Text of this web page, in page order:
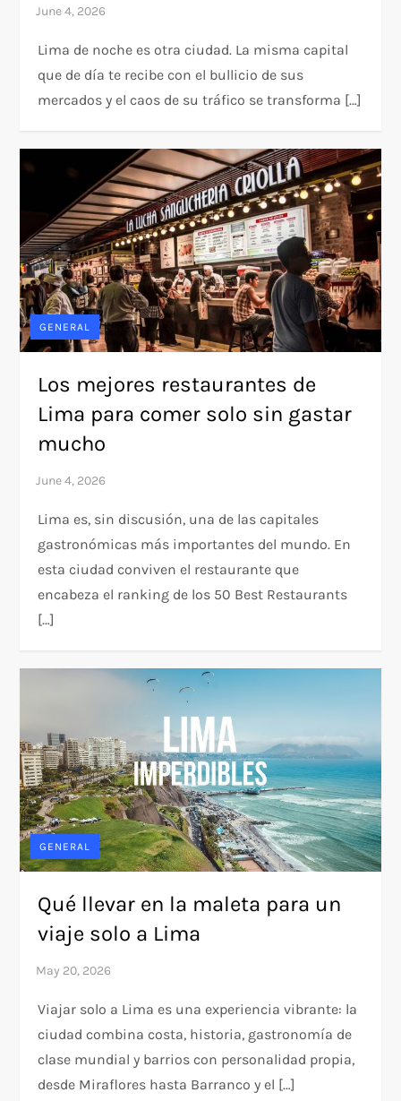
Lima de noche es otra ciudad. La misma capital
que de día te recibe con el bullicio de sus
mercados y el caos de su tráfico se transforma […]
GENERAL
Los mejores restaurantes de
Lima para comer solo sin gastar
mucho
Lima es, sin discusión, una de las capitales
gastronómicas más importantes del mundo. En
esta ciudad conviven el restaurante que
encabeza el ranking de los 50 Best Restaurants
[…]
GENERAL
Qué llevar en la maleta para un
viaje solo a Lima
Viajar solo a Lima es una experiencia vibrante: la
ciudad combina costa, historia, gastronomía de
clase mundial y barrios con personalidad propia,
desde Miraflores hasta Barranco y el […]